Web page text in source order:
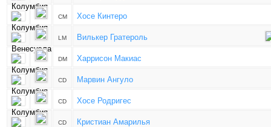
CM Хосе Кинтеро
LM Вилькер Гратероль
DM Харрисон Макиас
CD Марвин Ангуло
CD Хосе Родригес
CD Кристиан Амарилья